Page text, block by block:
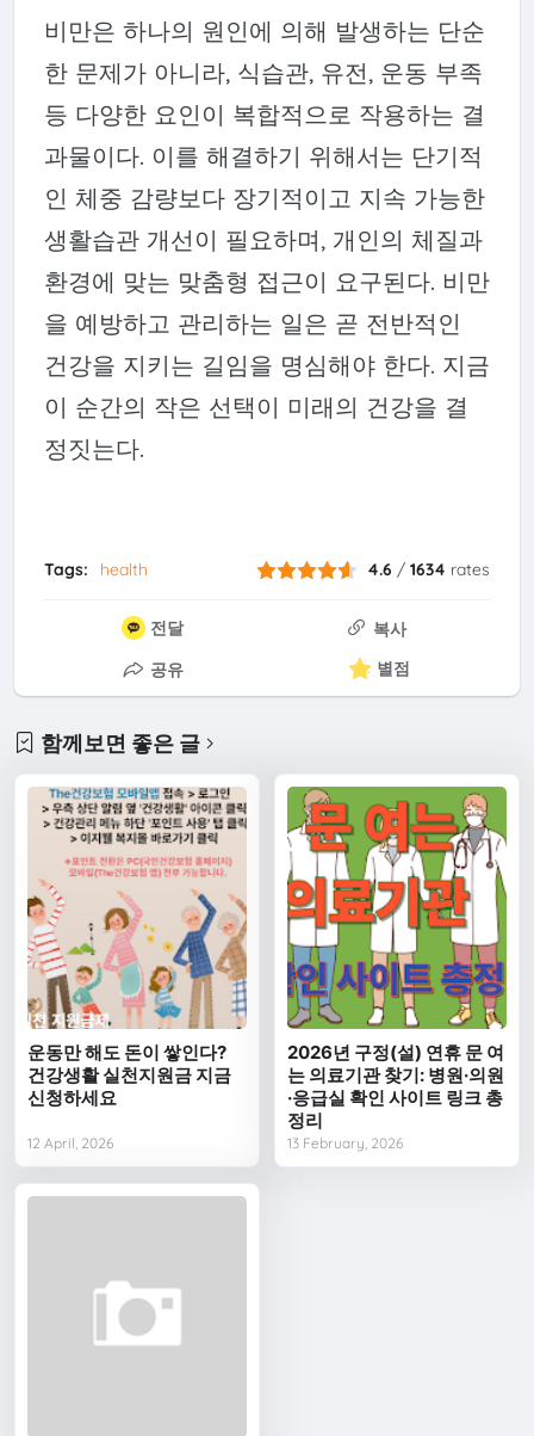
비만은 하나의 원인에 의해 발생하는 단순
한 문제가 아니라, 식습관, 유전, 운동 부족
등 다양한 요인이 복합적으로 작용하는 결
과물이다. 이를 해결하기 위해서는 단기적
인 체중 감량보다 장기적이고 지속 가능한
생활습관 개선이 필요하며, 개인의 체질과
환경에 맞는 맞춤형 접근이 요구된다. 비만
을 예방하고 관리하는 일은 곧 전반적인
건강을 지키는 길임을 명심해야 한다. 지금
이 순간의 작은 선택이 미래의 건강을 결
정짓는다.
Tags: health 4.6 /1634 rates
전달
복사
공유
별점
함께보면 좋은 글
운동만 해도 돈이 쌓인다?
건강생활 실천지원금 지금
신청하세요
12 April, 2026
2026년 구정(설) 연휴 문 여
는 의료기관 찾기: 병원·의원
·응급실 확인 사이트 링크 총
정리
13 February, 2026